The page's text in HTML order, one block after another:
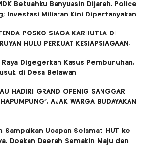
Betuahku Banyuasin Dijarah, Police
Investasi Miliaran Kini Dipertanyakan
POSKO SIAGA KARHUTLA DI
HULU PERKUAT KESIAPSIAGAAN.
Digegerkan Kasus Pembunuhan,
di Desa Belawan
HADIRI GRAND OPENIG SANGGAR
HAPUMPUNG”, AJAK WARGA BUDAYAKAN
Sampaikan Ucapan Selamat HUT ke-
Doakan Daerah Semakin Maju dan